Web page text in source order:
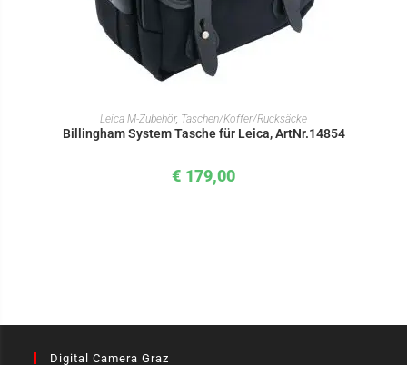
IN DEN WARENKORB
Leica M-Zubehör, Taschen/Koffer/Rucksäcke
Billingham System Tasche für Leica, ArtNr.14854
€ 179,00
Digital Camera Graz